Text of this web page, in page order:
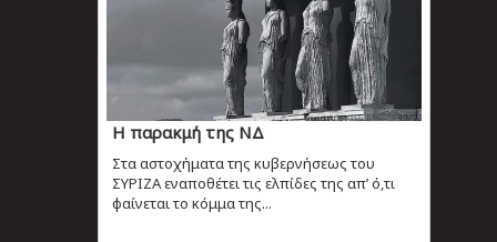
Η παρακμή της ΝΔ
Στα αστοχήματα της κυβερνήσεως του
ΣΥΡΙΖΑ εναποθέτει τις ελπίδες της απ’ ό,τι
φαίνεται το κόμμα της...